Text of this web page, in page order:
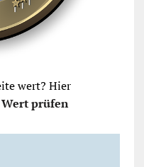
wert? Hier
prüfen